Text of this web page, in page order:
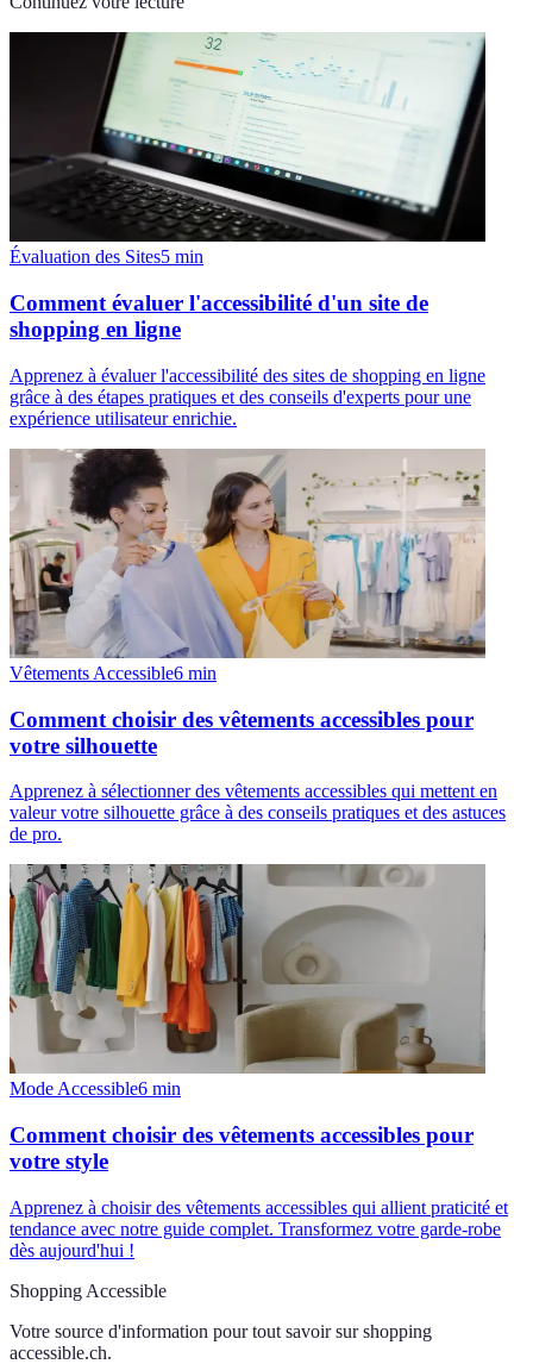
Évaluation des Sites5 min
Comment évaluer l'accessibilité d'un site de
shopping en ligne
Apprenez à évaluer l'accessibilité des sites de shopping en ligne
grâce à des étapes pratiques et des conseils d'experts pour une
expérience utilisateur enrichie.
Vêtements Accessible6 min
Comment choisir des vêtements accessibles pour
votre silhouette
Apprenez à sélectionner des vêtements accessibles qui mettent en
valeur votre silhouette grâce à des conseils pratiques et des astuces
de pro.
Mode Accessible6 min
Comment choisir des vêtements accessibles pour
votre style
Apprenez à choisir des vêtements accessibles qui allient praticité et
tendance avec notre guide complet. Transformez votre garde-robe
dès aujourd'hui !
Shopping Accessible
Votre source d'information pour tout savoir sur shopping
accessible.ch.